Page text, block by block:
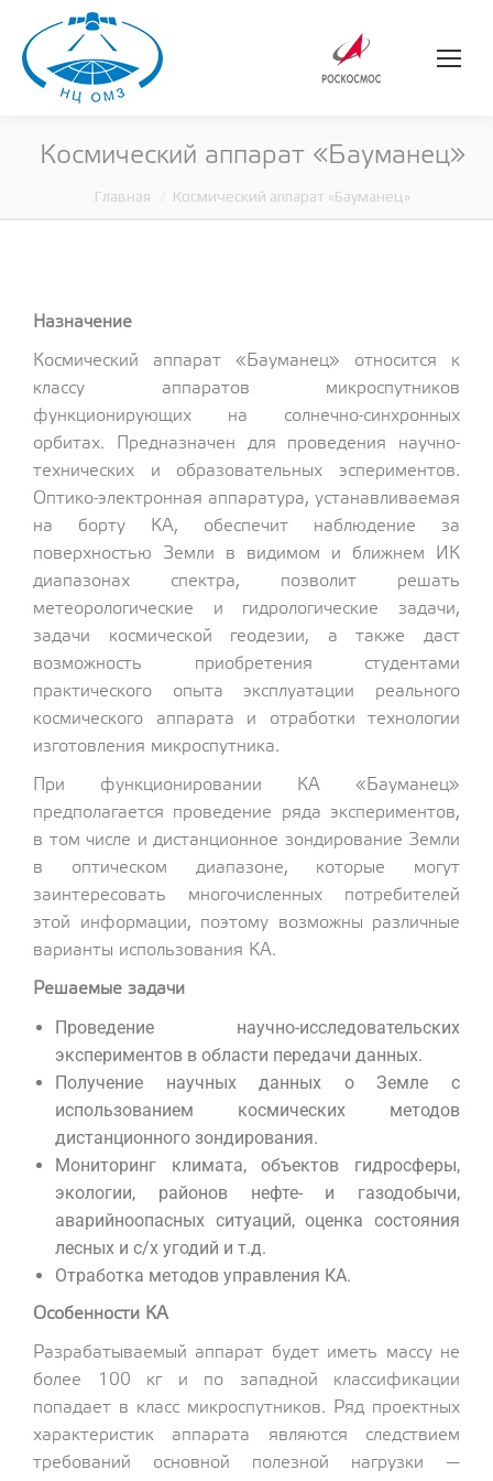
Космический аппарат «Бауманец»
Вы здесь:
Главная Космический аппарат «Бауманец»
Назначение
Космический аппарат «Бауманец» относится к
классу аппаратов микроспутников
функционирующих на солнечно-синхронных
орбитах. Предназначен для проведения научно-
технических и образовательных эспериментов.
Оптико-электронная аппаратура, устанавливаемая
на борту КА, обеспечит наблюдение за
поверхностью Земли в видимом и ближнем ИК
диапазонах спектра, позволит решать
метеорологические и гидрологические задачи,
задачи космической геодезии, а также даст
возможность приобретения студентами
практического опыта эксплуатации реального
космического аппарата и отработки технологии
изготовления микроспутника.
При функционировании КА «Бауманец»
предполагается проведение ряда экспериментов,
в том числе и дистанционное зондирование Земли
в оптическом диапазоне, которые могут
заинтересовать многочисленных потребителей
этой информации, поэтому возможны различные
варианты использования КА.
Решаемые задачи
Проведение научно-исследовательских
экспериментов в области передачи данных.
Получение научных данных о Земле с
использованием космических методов
дистанционного зондирования.
Мониторинг климата, объектов гидросферы,
экологии, районов нефте- и газодобычи,
аварийноопасных ситуаций, оценка состояния
лесных и с/х угодий и т.д.
Отработка методов управления КА.
Особенности КА
Разрабатываемый аппарат будет иметь массу не
более 100 кг и по западной классификации
попадает в класс микроспутников. Ряд проектных
характеристик аппарата являются следствием
требований основной полезной нагрузки —